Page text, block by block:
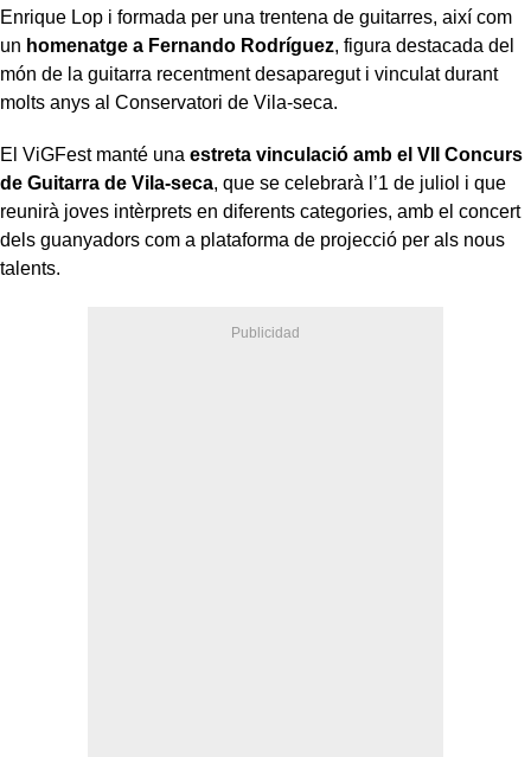
Enrique Lop i formada per una trentena de guitarres, així com
un homenatge a Fernando Rodríguez, figura destacada del
món de la guitarra recentment desaparegut i vinculat durant
molts anys al Conservatori de Vila-seca.
El ViGFest manté una estreta vinculació amb el VII Concurs
de Guitarra de Vila-seca, que se celebrarà l’1 de juliol i que
reunirà joves intèrprets en diferents categories, amb el concert
dels guanyadors com a plataforma de projecció per als nous
talents.